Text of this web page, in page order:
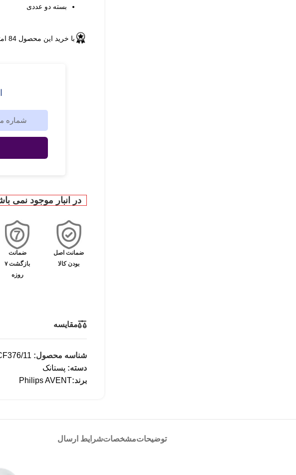
بسته دو عددی
با خرید این محصول 84
در انبار موجود نمی
ضمانت اصل
بودن کالا
ضمانت
بازگشت ۷
روزه
مقایسه
شناسه محصول: 11
دسته: پستانک
برند:Philips AVENT
توضیحاتمشخصاتشرایط ارسال